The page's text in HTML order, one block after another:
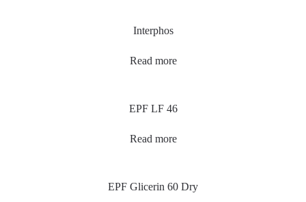
Interphos
Read more
EPF LF 46
Read more
EPF Glicerin 60 Dry